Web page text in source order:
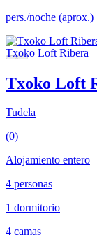
pers./noche (aprox.)
Txoko Loft
Tudela
(0)
Alojamiento entero
4 personas
1 dormitorio
4 camas